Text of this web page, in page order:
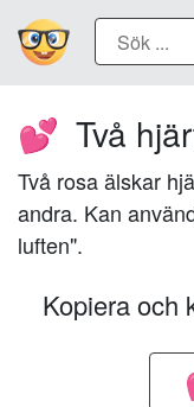
💕 Två
Två rosa älskar
andra. Kan
luften".
Kopiera och